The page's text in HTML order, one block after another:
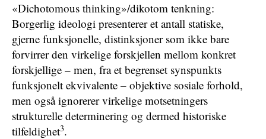
«Dichotomous thinking»/dikotom tenkning:
Borgerlig ideologi presenterer et antall statiske,
gjerne funksjonelle, distinksjoner som ikke bare
forvirrer den virkelige forskjellen mellom konkret
forskjellige – men, fra et begrenset synspunkts
funksjonelt ekvivalente – objektive sosiale forhold,
men også ignorerer virkelige motsetningers
strukturelle determinering og dermed historiske
tilfeldighet3.